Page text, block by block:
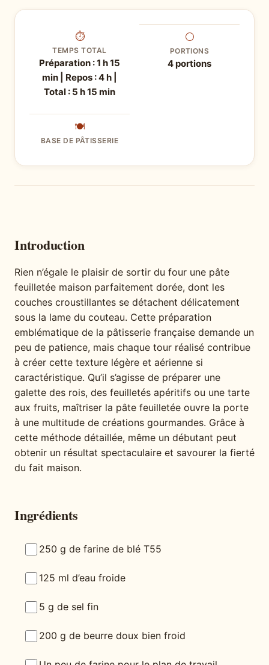
⏱
TEMPS TOTAL
Préparation : 1 h 15
min | Repos : 4 h |
Total : 5 h 15 min
⚪
PORTIONS
4 portions
🍽
BASE DE PÂTISSERIE
Introduction
Rien n’égale le plaisir de sortir du four une pâte
feuilletée maison parfaitement dorée, dont les
couches croustillantes se détachent délicatement
sous la lame du couteau. Cette préparation
emblématique de la pâtisserie française demande un
peu de patience, mais chaque tour réalisé contribue
à créer cette texture légère et aérienne si
caractéristique. Qu’il s’agisse de préparer une
galette des rois, des feuilletés apéritifs ou une tarte
aux fruits, maîtriser la pâte feuilletée ouvre la porte
à une multitude de créations gourmandes. Grâce à
cette méthode détaillée, même un débutant peut
obtenir un résultat spectaculaire et savourer la fierté
du fait maison.
Ingrédients
250 g de farine de blé T55
125 ml d’eau froide
5 g de sel fin
200 g de beurre doux bien froid